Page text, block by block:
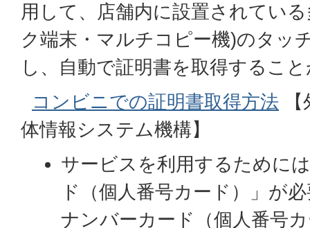
用して、店舗内に設置されてい
ク端末・マルチコピー機)のタッ
し、自動で証明書を取得するこ
コンビニでの証明書取得方法
体情報システム機構】
サービスを利用するために
ド（個人番号カード）」が
ナンバーカード（個人番号